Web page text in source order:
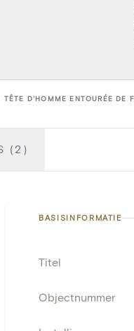
TÊTE D'HOMME ENTOURÉE DE
(2)
BASISINFORMATIE
Titel
Objectnummer